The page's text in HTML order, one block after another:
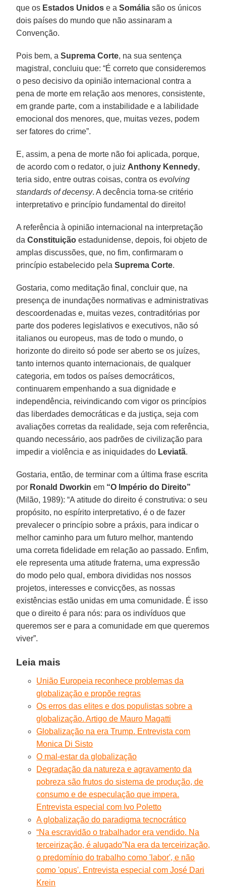
que os Estados Unidos e aSomália são os únicos
dois países do mundo que não assinaram a
Convenção.
Pois bem, aSuprema Corte, na sua sentença
magistral, concluiu que: “É correto que consideremos
o peso decisivo da opinião internacional contra a
pena de morte em relação aos menores, consistente,
em grande parte, com a instabilidade e a labilidade
emocional dos menores, que, muitas vezes, podem
ser fatores do crime”.
E, assim, a pena de morte não foi aplicada, porque,
de acordo com o redator, o juiz Anthony Kennedy,
teria sido, entre outras coisas, contra osevolving
standards of decensy. A decência torna-se critério
interpretativo e princípio fundamental do direito!
A referência à opinião internacional na interpretação
daConstituição estadunidense, depois, foi objeto de
amplas discussões, que, no fim, confirmaram o
princípio estabelecido pelaSuprema Corte.
Gostaria, como meditação final, concluir que, na
presença de inundações normativas e administrativas
descoordenadas e, muitas vezes, contraditórias por
parte dos poderes legislativos e executivos, não só
italianos ou europeus, mas de todo o mundo, o
horizonte do direito só pode ser aberto se os juízes,
tanto internos quanto internacionais, de qualquer
categoria, em todos os países democráticos,
continuarem empenhando a sua dignidade e
independência, reivindicando com vigor os princípios
das liberdades democráticas e da justiça, seja com
avaliações corretas da realidade, seja com referência,
quando necessário, aos padrões de civilização para
impedir a violência e as iniquidades do Leviatã.
Gostaria, então, de terminar com a última frase escrita
por Ronald Dworkin em “O Império do Direito”
(Milão, 1989): “A atitude do direito é construtiva: o seu
propósito, no espírito interpretativo, é o de fazer
prevalecer o princípio sobre a práxis, para indicar o
melhor caminho para um futuro melhor, mantendo
uma correta fidelidade em relação ao passado. Enfim,
ele representa uma atitude fraterna, uma expressão
do modo pelo qual, embora divididas nos nossos
projetos, interesses e convicções, as nossas
existências estão unidas em uma comunidade. É isso
que o direito é para nós: para os indivíduos que
queremos ser e para a comunidade em que queremos
viver”.
Leia mais
União Europeia reconhece problemas da
globalização e propõe regras
Os erros das elites e dos populistas sobre a
globalização. Artigo de Mauro Magatti
Globalização na era Trump. Entrevista com
Monica Di Sisto
O mal-estar da globalização
Degradação da natureza e agravamento da
pobreza são frutos do sistema de produção, de
consumo e de especulação que impera.
Entrevista especial com Ivo Poletto
A globalização do paradigma tecnocrático
“Na escravidão o trabalhador era vendido. Na
terceirização, é alugado”Na era da terceirização,
o predomínio do trabalho como 'labor', e não
como 'opus'. Entrevista especial com José Dari
Krein